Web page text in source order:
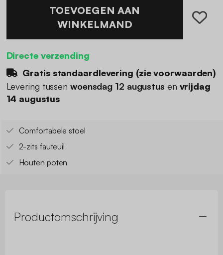
TOEVOEGEN AAN
WINKELMAND
Directe verzending
Gratis standaardlevering (zie voorwaarden)
Levering tussen woensdag 12 augustus en vrijdag
14 augustus
Comfortabele stoel
2-zits fauteuil
Houten poten
Productomschrijving